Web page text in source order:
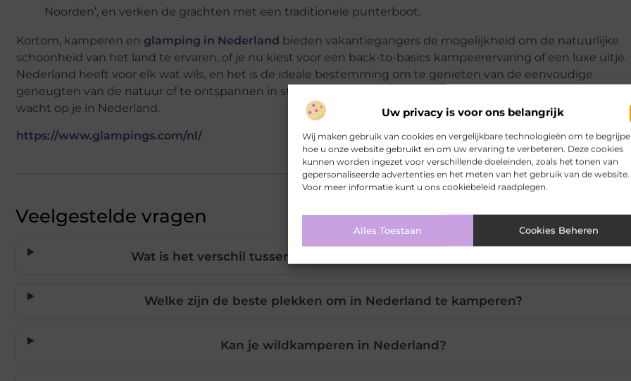
Uw privacy is voor ons belangrijk
Wij maken gebruik van cookies en vergelijkbare technologieën om te
hoe u onze website gebruikt en om uw ervaring te verbeteren. Deze cookies
kunnen worden ingezet voor verschillende doeleinden, zoals het tonen van
gepersonaliseerde advertenties en het meten van het gebruik van de website.
Voor meer informatie kunt u ons cookiebeleid raadplegen.
Alles Toestaan Cookies Beheren
Noorden’, en verken de grachten met een traditionele punterboot.
Kortom, kamperen en glamping in Nederland bieden vakantiegangers de mogelijkheid om de natuurlijke
schoonheid van het land te ervaren, of je nu kiest voor een back-to-basics kampeerervaring of een luxe uitje.
Nederland heeft voor elk wat wils, en het is de ideale bestemming om te genieten van de eenvoudige
geneugten van de natuur of te ontspannen in stijl en comfort. Waar je ook voor kiest, een onvergetelijke
wacht op je in Nederland.
https://www.glampings.com/nl/
Veelgestelde vragen
Wat is het verschil tussen kamperen en glamping in Nederland?
Welke zijn de beste plekken om in Nederland te kamperen?
Kan je wildkamperen in Nederland?